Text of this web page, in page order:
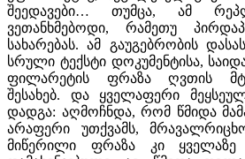
შეედავები… თუმცა, ამ
ვეთანხმებოდი, რამეთუ
სახარებას. ამ გაუგებრობის
სრული ტექსტი დოკუმენტისა,
ფილარეტის ფრაზა ღვთის
შესახებ. და ყველაფერი
დადგა: აღმოჩნდა, რომ წმიდა
არაფერი უთქვამს,
მიწერილი ფრაზა კი ყველაზე